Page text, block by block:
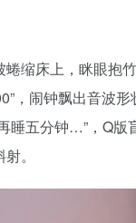
蜷缩床上，眯眼抱
，闹钟飘出音波
睡五分钟…”，Q版
。